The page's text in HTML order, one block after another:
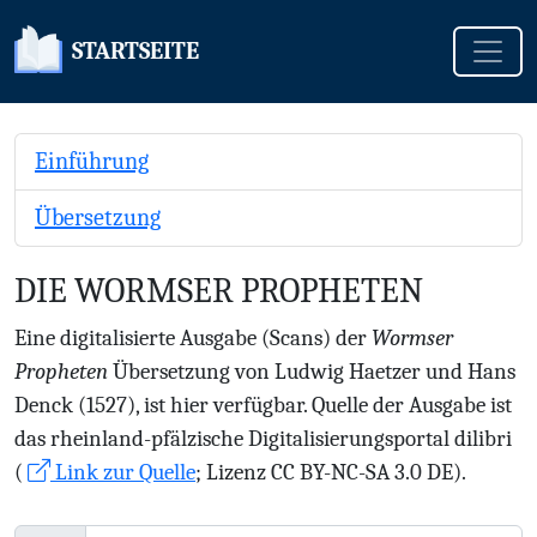
STARTSEITE
Einführung
Übersetzung
DIE WORMSER PROPHETEN
Eine digitalisierte Ausgabe (Scans) der Wormser
ProphetenÜbersetzung von Ludwig Haetzer und Hans
Denck (1527), ist hier verfügbar. Quelle der Ausgabe ist
das rheinland-pfälzische Digitalisierungsportal dilibri
(
Link zur Quelle; Lizenz CC BY-NC-SA 3.0 DE).